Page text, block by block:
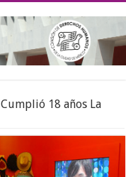
Cumplió 18 años La